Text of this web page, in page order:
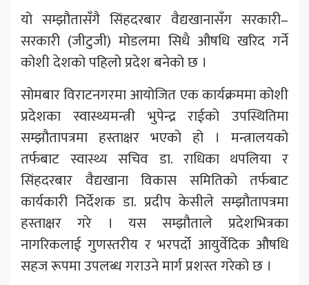
यो सम्झौतासँगै सिंहदरबार वैद्यखानासँग सरकारी–
सरकारी (जीटुजी) मोडलमा सिधै औषधि खरिद गर्ने
कोशी देशको पहिलो प्रदेश बनेको छ ।
सोमबार विराटनगरमा आयोजित एक कार्यक्रममा कोशी
प्रदेशका स्वास्थ्यमन्त्री भुपेन्द्र राईको उपस्थितिमा
सम्झौतापत्रमा हस्ताक्षर भएको हो । मन्त्रालयको
तर्फबाट स्वास्थ्य सचिव डा. राधिका थपलिया र
सिंहदरबार वैद्यखाना विकास समितिको तर्फबाट
कार्यकारी निर्देशक डा. प्रदीप केसीले सम्झौतापत्रमा
हस्ताक्षर गरे । यस सम्झौताले प्रदेशभित्रका
नागरिकलाई गुणस्तरीय र भरपर्दो आयुर्वेदिक औषधि
सहज रूपमा उपलब्ध गराउने मार्ग प्रशस्त गरेको छ ।